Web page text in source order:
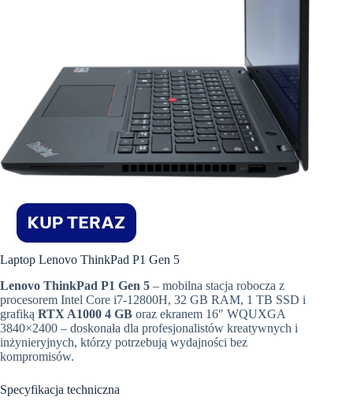
Laptop Lenovo ThinkPad P1 Gen 5
Lenovo ThinkPad P1 Gen 5 – mobilna stacja robocza z
procesorem Intel Core i7-12800H, 32 GB RAM, 1 TB SSD i
grafiką RTX A1000 4 GB oraz ekranem 16″ WQUXGA
3840×2400 – doskonała dla profesjonalistów kreatywnych i
inżynieryjnych, którzy potrzebują wydajności bez
kompromisów.
Specyfikacja techniczna